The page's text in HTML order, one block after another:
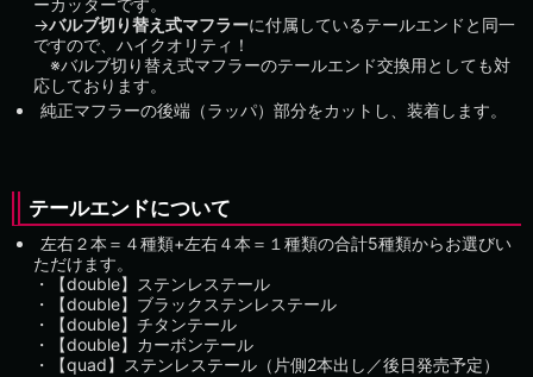
→バルブ切り替え式マフラーに付属しているテールエンドと同一
ですので、ハイクオリティ！
※バルブ切り替え式マフラーのテールエンド交換用としても対
応しております。
純正マフラーの後端（ラッパ）部分をカットし、装着します。
テールエンドについて
左右２本＝４種類+左右４本＝１種類の合計5種類からお選びい
ただけます。
・【double】ステンレステール
・【double】ブラックステンレステール
・【double】チタンテール
・【double】カーボンテール
・【quad】ステンレステール（片側2本出し／後日発売予定）